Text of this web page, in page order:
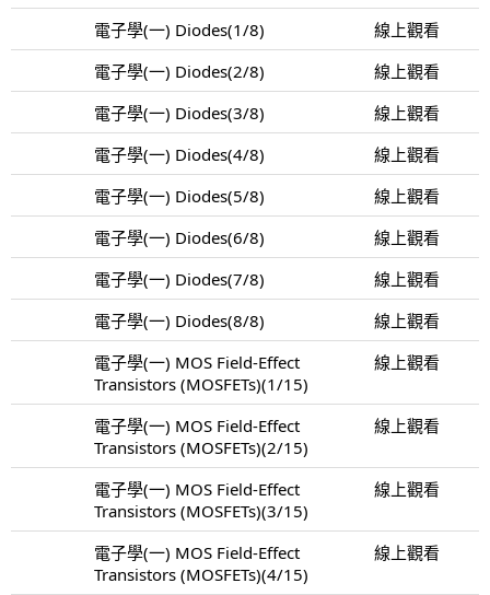
電子學(一) Diodes(1/8)
線上觀看
電子學(一) Diodes(2/8)
線上觀看
電子學(一) Diodes(3/8)
線上觀看
電子學(一) Diodes(4/8)
線上觀看
電子學(一) Diodes(5/8)
線上觀看
電子學(一) Diodes(6/8)
線上觀看
電子學(一) Diodes(7/8)
線上觀看
電子學(一) Diodes(8/8)
線上觀看
電子學(一) MOS Field-Effect
Transistors (MOSFETs)(1/15)
線上觀看
電子學(一) MOS Field-Effect
Transistors (MOSFETs)(2/15)
線上觀看
電子學(一) MOS Field-Effect
Transistors (MOSFETs)(3/15)
線上觀看
電子學(一) MOS Field-Effect
Transistors (MOSFETs)(4/15)
線上觀看